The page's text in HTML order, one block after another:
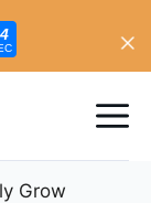
Grow